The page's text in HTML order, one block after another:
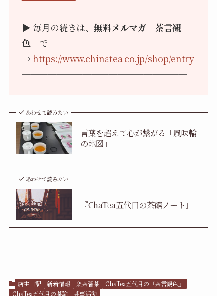
▶ 毎月の続きは、 無料メルマガ「茶言観
色 」で
→ https://www.chinatea.co.jp/shop/entry
───────────────────
あわせて読みたい
言葉を超えて心が繋がる「風味輪
の地図」
あわせて読みたい
『ChaTea五代目の茶館ノート』
店主日記 新着情報 楽茶習茶
ChaTea五代目の『茶言観色』
ChaTea五代目の茶論
茶事活動